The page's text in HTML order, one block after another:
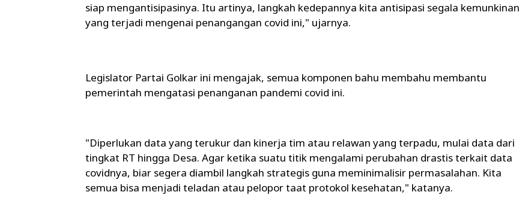
siap mengantisipasinya. Itu artinya, langkah kedepannya kita antisipasi segala kemunkinan
yang terjadi mengenai penangangan covid ini," ujarnya.
Legislator Partai Golkar ini mengajak, semua komponen bahu membahu membantu
pemerintah mengatasi penanganan pandemi covid ini.
"Diperlukan data yang terukur dan kinerja tim atau relawan yang terpadu, mulai data dari
tingkat RT hingga Desa. Agar ketika suatu titik mengalami perubahan drastis terkait data
covidnya, biar segera diambil langkah strategis guna meminimalisir permasalahan. Kita
semua bisa menjadi teladan atau pelopor taat protokol kesehatan," katanya.